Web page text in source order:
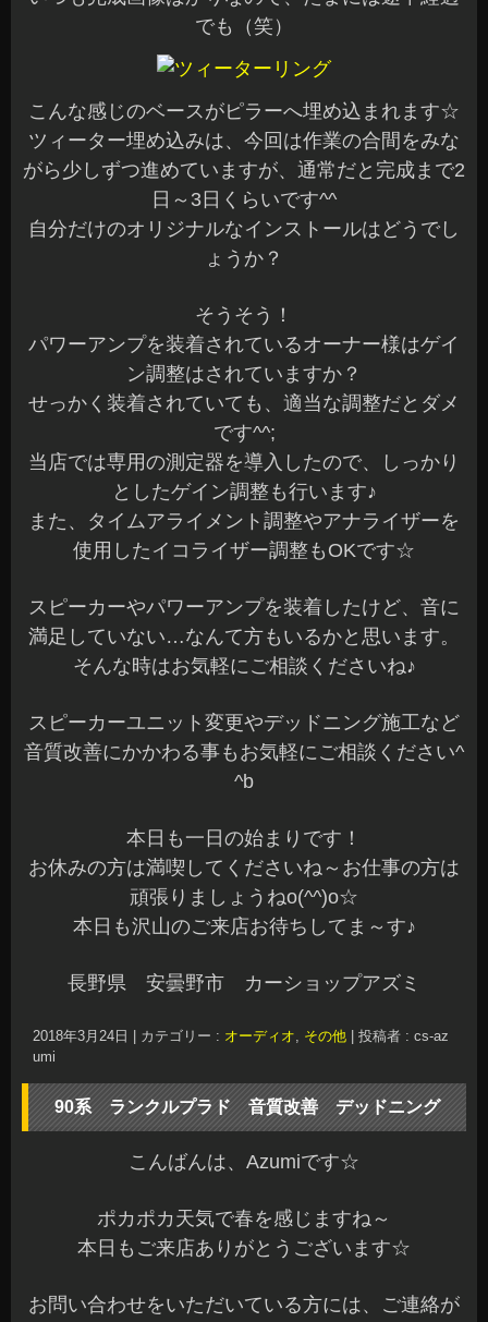
でも（笑）
こんな感じのベースがピラーへ埋め込まれます☆
ツィーター埋め込みは、今回は作業の合間をみな
がら少しずつ進めていますが、通常だと完成まで2
日～3日くらいです^^
自分だけのオリジナルなインストールはどうでし
ょうか？
そうそう！
パワーアンプを装着されているオーナー様はゲイ
ン調整はされていますか？
せっかく装着されていても、適当な調整だとダメ
です^^;
当店では専用の測定器を導入したので、しっかり
としたゲイン調整も行います♪
また、タイムアライメント調整やアナライザーを
使用したイコライザー調整もOKです☆
スピーカーやパワーアンプを装着したけど、音に
満足していない…なんて方もいるかと思います。
そんな時はお気軽にご相談くださいね♪
スピーカーユニット変更やデッドニング施工など
音質改善にかかわる事もお気軽にご相談ください^
^b
本日も一日の始まりです！
お休みの方は満喫してくださいね～お仕事の方は
頑張りましょうねo(^^)o☆
本日も沢山のご来店お待ちしてま～す♪
長野県 安曇野市 カーショップアズミ
2018年3月24日 カテゴリー : オーディオ, その他
投稿者 : cs-az
umi
90系 ランクルプラド 音質改善 デッドニング
こんばんは、Azumiです☆
ポカポカ天気で春を感じますね～
本日もご来店ありがとうございます☆
お問い合わせをいただいている方には、ご連絡が